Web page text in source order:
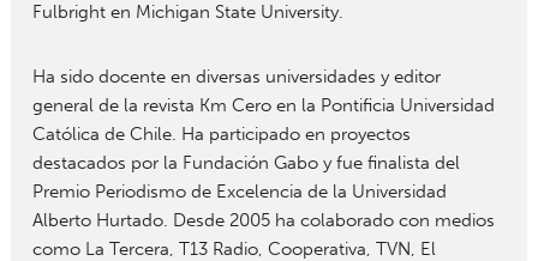
Fulbright en Michigan State University.
Ha sido docente en diversas universidades y editor
general de la revista Km Cero en la Pontificia Universidad
Católica de Chile. Ha participado en proyectos
destacados por la Fundación Gabo y fue finalista del
Premio Periodismo de Excelencia de la Universidad
Alberto Hurtado. Desde 2005 ha colaborado con medios
como La Tercera, T13 Radio, Cooperativa, TVN, El